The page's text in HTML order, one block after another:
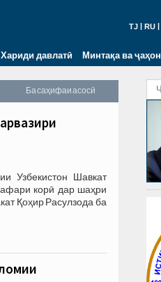
TJ RU
Хариди давлатӣ Минтақа ва ҷаҳон
Ба саҳифаи асосӣ
Узбекистон Шавкат
корӣ дар шаҳри
Қоҳир Расулзода ба